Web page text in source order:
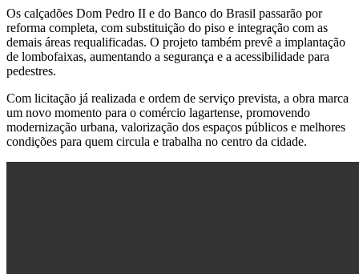
Os calçadões Dom Pedro II e do Banco do Brasil passarão por
reforma completa, com substituição do piso e integração com as
demais áreas requalificadas. O projeto também prevê a implantação
de lombofaixas, aumentando a segurança e a acessibilidade para
pedestres.
Com licitação já realizada e ordem de serviço prevista, a obra marca
um novo momento para o comércio lagartense, promovendo
modernização urbana, valorização dos espaços públicos e melhores
condições para quem circula e trabalha no centro da cidade.